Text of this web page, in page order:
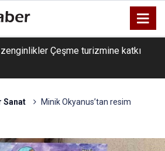
zenginlikler Çeşme turizmine katkı
Sanat
Minik Okyanus’tan resim